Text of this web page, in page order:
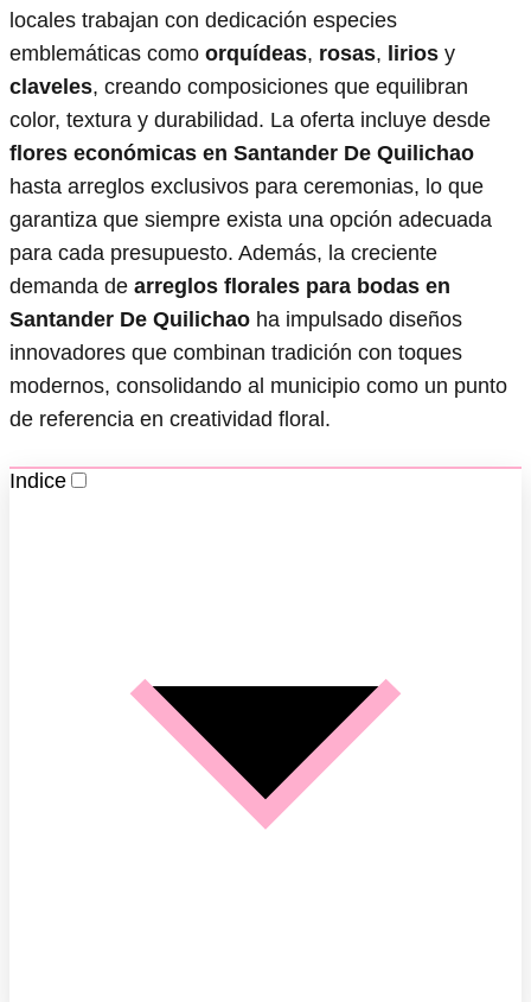
locales trabajan con dedicación especies
emblemáticas como orquídeas, rosas, lirios y
claveles, creando composiciones que equilibran
color, textura y durabilidad. La oferta incluye desde
flores económicas en Santander De Quilichao
hasta arreglos exclusivos para ceremonias, lo que
garantiza que siempre exista una opción adecuada
para cada presupuesto. Además, la creciente
demanda de arreglos florales para bodas en
Santander De Quilichao ha impulsado diseños
innovadores que combinan tradición con toques
modernos, consolidando al municipio como un punto
de referencia en creatividad floral.
Indice